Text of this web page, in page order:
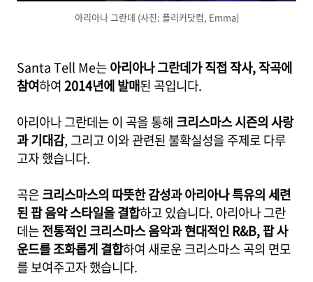
아리아나 그란데 (사진: 플리커닷컴, Emma)
Santa Tell Me는아리아나 그란데가 직접 작사, 작곡에
참여하여2014년에 발매된 곡입니다.
아리아나 그란데는 이 곡을 통해 크리스마스 시즌의 사랑
과 기대감, 그리고 이와 관련된 불확실성을 주제로 다루
고자 했습니다.
곡은크리스마스의 따뜻한 감성과 아리아나 특유의 세련
된 팝 음악 스타일을 결합하고 있습니다. 아리아나 그란
데는전통적인 크리스마스 음악과 현대적인 R&B, 팝 사
운드를 조화롭게 결합하여 새로운 크리스마스 곡의 면모
를 보여주고자 했습니다.